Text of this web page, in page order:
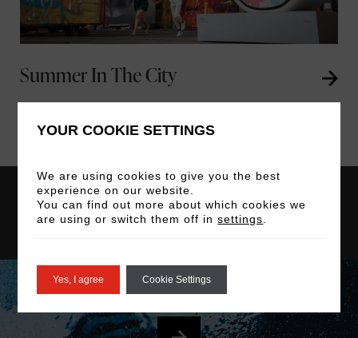
Summer In The City
Unser Restaurant &
Bar
YOUR COOKIE SETTINGS
We are using cookies to give you the best
experience on our website.
You can find out more about which cookies we
are using or switch them off insettings
Yes, I agree Cookie Settings